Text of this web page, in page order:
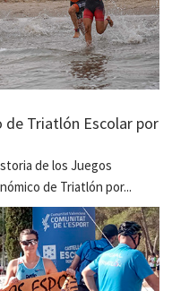
Triatlón Escolar por
de los Juegos
de Triatlón por...